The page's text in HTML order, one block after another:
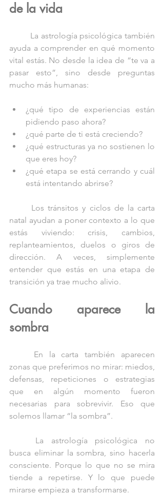
de la vida
ayuda a comprender en qué momento
vital estás. No desde la idea de “te va a
pasar esto”, sino desde preguntas
mucho más humanas:
¿qué tipo de experiencias están
pidiendo paso ahora?
¿qué parte de ti está creciendo?
¿qué estructuras ya no sostienen lo
que eres hoy?
¿qué etapa se está cerrando y cuál
está intentando abrirse?
natal ayudan a poner contexto a lo que
estás viviendo: crisis, cambios,
replanteamientos, duelos o giros de
dirección. A veces, simplemente
entender que estás en una etapa de
transición ya trae mucho alivio.
Cuando aparece la
sombra
zonas que preferimos no mirar: miedos,
defensas, repeticiones o estrategias
que en algún momento fueron
necesarias para sobrevivir. Eso que
solemos llamar “la sombra”.
busca eliminar la sombra, sino hacerla
consciente. Porque lo que no se mira
tiende a repetirse. Y lo que puede
mirarse empieza a transformarse.